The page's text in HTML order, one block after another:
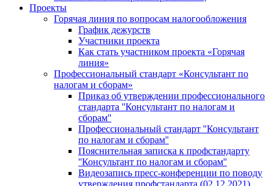
Проекты
Горячая линия по вопросам налогообложения
График дежурств
Участники проекта
Как стать участником проекта «Горячая
линия»
Профессиональный стандарт «Консультант по
налогам и сборам»
Приказ об утверждении профессионального
стандарта ''Консультант по налогам и
сборам''
Профессиональный стандарт ''Консультант
по налогам и сборам''
Пояснительная записка к профстандарту
''Консультант по налогам и сборам''
Видеозапись пресс-конференции по поводу
утверждения профстандарта (02.12.2021)